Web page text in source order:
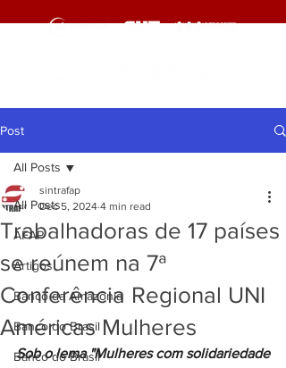
Post
All Posts
AFAP
Artigos
Banco da Amazônia
Banco do Brasil
Banco do Brasil
All Posts
Trabalhadoras de 17 países
se reúnem na 7ª
Conferência Regional UNI
Américas Mulheres
sintrafap
Dec 5, 2024 4 min read
Sob o lema "Mulheres com solidariedade